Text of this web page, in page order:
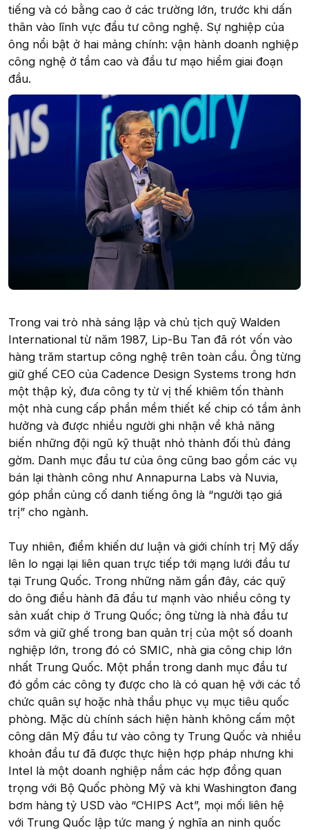
tiếng và có bằng cao ở các trường lớn, trước khi dấn
thân vào lĩnh vực đầu tư công nghệ. Sự nghiệp của
ông nổi bật ở hai mảng chính: vận hành doanh nghiệp
công nghệ ở tầm cao và đầu tư mạo hiểm giai đoạn
đầu.
Trong vai trò nhà sáng lập và chủ tịch quỹ Walden
International từ năm 1987, Lip-Bu Tan đã rót vốn vào
hàng trăm startup công nghệ trên toàn cầu. Ông từng
giữ ghế CEO của Cadence Design Systems trong hơn
một thập kỷ, đưa công ty từ vị thế khiêm tốn thành
một nhà cung cấp phần mềm thiết kế chip có tầm ảnh
hưởng và được nhiều người ghi nhận về khả năng
biến những đội ngũ kỹ thuật nhỏ thành đối thủ đáng
gờm. Danh mục đầu tư của ông cũng bao gồm các vụ
bán lại thành công như Annapurna Labs và Nuvia,
góp phần củng cố danh tiếng ông là “người tạo giá
trị” cho ngành.
Tuy nhiên, điểm khiến dư luận và giới chính trị Mỹ dấy
lên lo ngại lại liên quan trực tiếp tới mạng lưới đầu tư
tại Trung Quốc. Trong những năm gần đây, các quỹ
do ông điều hành đã đầu tư mạnh vào nhiều công ty
sản xuất chip ở Trung Quốc; ông từng là nhà đầu tư
sớm và giữ ghế trong ban quản trị của một số doanh
nghiệp lớn, trong đó có SMIC, nhà gia công chip lớn
nhất Trung Quốc. Một phần trong danh mục đầu tư
đó gồm các công ty được cho là có quan hệ với các tổ
chức quân sự hoặc nhà thầu phục vụ mục tiêu quốc
phòng. Mặc dù chính sách hiện hành không cấm một
công dân Mỹ đầu tư vào công ty Trung Quốc và nhiều
khoản đầu tư đã được thực hiện hợp pháp nhưng khi
Intel là một doanh nghiệp nắm các hợp đồng quan
trọng với Bộ Quốc phòng Mỹ và khi Washington đang
bơm hàng tỷ USD vào “CHIPS Act”, mọi mối liên hệ
với Trung Quốc lập tức mang ý nghĩa an ninh quốc